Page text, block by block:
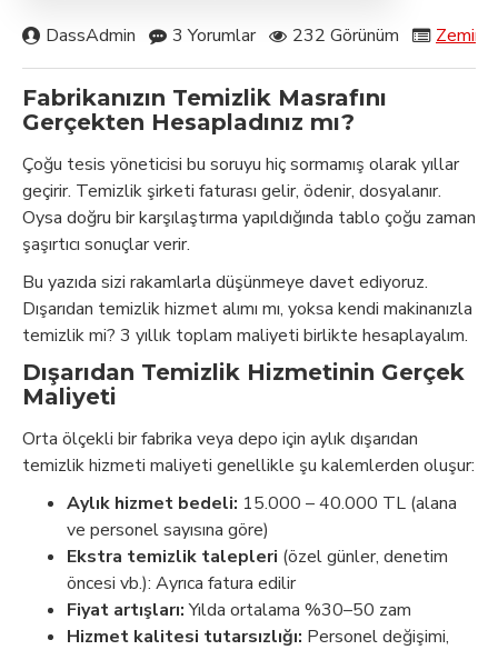
DassAdmin 3 Yorumlar 232 Görünüm Zemin
Fabrikanızın Temizlik Masrafını
Gerçekten Hesapladınız mı?
Çoğu tesis yöneticisi bu soruyu hiç sormamış olarak yıllar
geçirir. Temizlik şirketi faturası gelir, ödenir, dosyalanır.
Oysa doğru bir karşılaştırma yapıldığında tablo çoğu zaman
şaşırtıcı sonuçlar verir.
Bu yazıda sizi rakamlarla düşünmeye davet ediyoruz.
Dışarıdan temizlik hizmet alımı mı, yoksa kendi makinanızla
temizlik mi? 3 yıllık toplam maliyeti birlikte hesaplayalım.
Dışarıdan Temizlik Hizmetinin Gerçek
Maliyeti
Orta ölçekli bir fabrika veya depo için aylık dışarıdan
temizlik hizmeti maliyeti genellikle şu kalemlerden oluşur:
Aylık hizmet bedeli: 15.000 – 40.000 TL (alana
ve personel sayısına göre)
Ekstra temizlik talepleri (özel günler, denetim
öncesi vb.): Ayrıca fatura edilir
Fiyat artışları:Yılda ortalama %30–50 zam
Hizmet kalitesi tutarsızlığı: Personel değişimi,